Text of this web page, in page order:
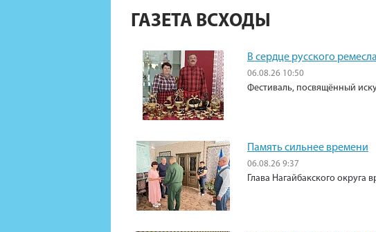
ГАЗЕТА ВСХОДЫ
В сердце русского ремесла
06.08.26 10:50
Фестиваль, посвящённый
Память сильнее времени
06.08.26 9:37
Глава Нагайбакского